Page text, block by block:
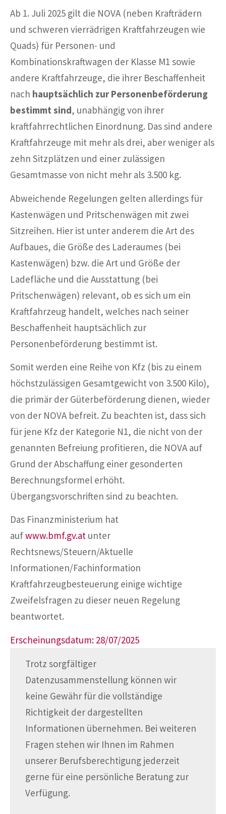
Ab 1. Juli 2025 gilt die NOVA (neben Krafträdern
und schweren vierrädrigen Kraftfahrzeugen wie
Quads) für Personen- und
Kombinationskraftwagen der Klasse M1 sowie
andere Kraftfahrzeuge, die ihrer Beschaffenheit
nach hauptsächlich zur Personenbeförderung
bestimmt sind, unabhängig von ihrer
kraftfahrrechtlichen Einordnung. Das sind andere
Kraftfahrzeuge mit mehr als drei, aber weniger als
zehn Sitzplätzen und einer zulässigen
Gesamtmasse von nicht mehr als 3.500 kg.
Abweichende Regelungen gelten allerdings für
Kastenwägen und Pritschenwägen mit zwei
Sitzreihen. Hier ist unter anderem die Art des
Aufbaues, die Größe des Laderaumes (bei
Kastenwägen) bzw. die Art und Größe der
Ladefläche und die Ausstattung (bei
Pritschenwägen) relevant, ob es sich um ein
Kraftfahrzeug handelt, welches nach seiner
Beschaffenheit hauptsächlich zur
Personenbeförderung bestimmt ist.
Somit werden eine Reihe von Kfz (bis zu einem
höchstzulässigen Gesamtgewicht von 3.500 Kilo),
die primär der Güterbeförderung dienen, wieder
von der NOVA befreit. Zu beachten ist, dass sich
für jene Kfz der Kategorie N1, die nicht von der
genannten Befreiung profitieren, die NOVA auf
Grund der Abschaffung einer gesonderten
Berechnungsformel erhöht.
Übergangsvorschriften sind zu beachten.
Das Finanzministerium hat
aufwww.bmf.gv.at unter
Rechtsnews/Steuern/Aktuelle
Informationen/Fachinformation
Kraftfahrzeugbesteuerung einige wichtige
Zweifelsfragen zu dieser neuen Regelung
beantwortet.
Erscheinungsdatum: 28/07/2025
Trotz sorgfältiger
Datenzusammenstellung können wir
keine Gewähr für die vollständige
Richtigkeit der dargestellten
Informationen übernehmen. Bei weiteren
Fragen stehen wir Ihnen im Rahmen
unserer Berufsberechtigung jederzeit
gerne für eine persönliche Beratung zur
Verfügung.